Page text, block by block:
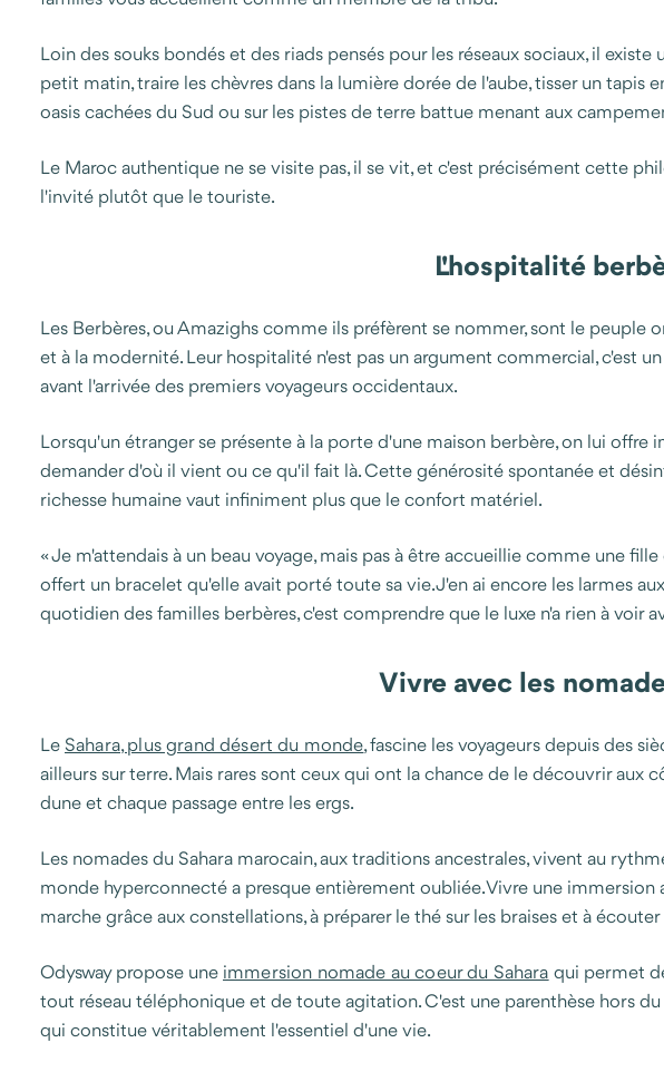
Loin des souks bondés et des riads pensés pour les réseaux sociaux, il
petit matin, traire les chèvres dans la lumière dorée de l'aube, tisser un tapis
oasis cachées du Sud ou sur les pistes de terre battue menant aux
Le Maroc authentique ne se visite pas, il se vit, et c'est précisément cette
l'invité plutôt que le touriste.
L'hospitalité
Les Berbères, ou Amazighs comme ils préfèrent se nommer, sont le peuple
et à la modernité. Leur hospitalité n'est pas un argument commercial, c'est
avant l'arrivée des premiers voyageurs occidentaux.
Lorsqu'un étranger se présente à la porte d'une maison berbère, on lui
demander d'où il vient ou ce qu'il fait là. Cette générosité spontanée et
richesse humaine vaut infiniment plus que le confort matériel.
« Je m'attendais à un beau voyage, mais pas à être accueillie comme une
offert un bracelet qu'elle avait porté toute sa vie. J'en ai encore les larmes
quotidien des familles berbères, c'est comprendre que le luxe n'a rien à voir
Vivre avec les
Le Sahara, plus grand désert du monde, fascine les voyageurs depuis des
ailleurs sur terre. Mais rares sont ceux qui ont la chance de le découvrir
dune et chaque passage entre les ergs.
Les nomades du Sahara marocain, aux traditions ancestrales, vivent au
monde hyperconnecté a presque entièrement oubliée. Vivre une
marche grâce aux constellations, à préparer le thé sur les braises et à
Odysway propose une immersion nomade au coeur du Sahara qui permet
tout réseau téléphonique et de toute agitation. C'est une parenthèse hors
qui constitue véritablement l'essentiel d'une vie.